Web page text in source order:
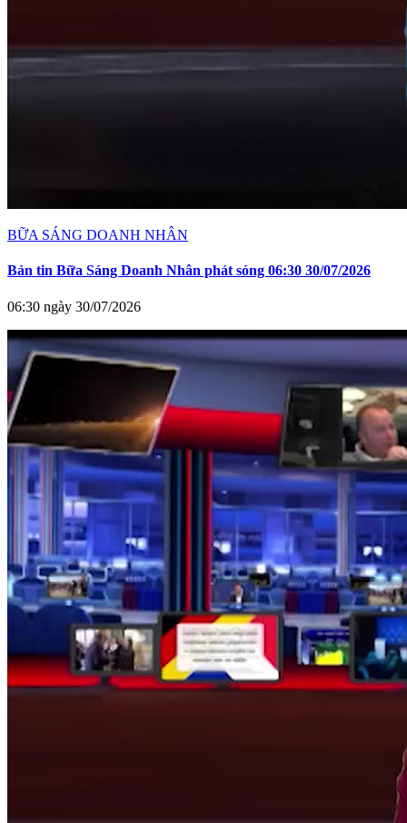
BỮA SÁNG DOANH NHÂN
Bản tin Bữa Sáng Doanh Nhân phát sóng 06:30 30/07/2026
06:30 ngày 30/07/2026